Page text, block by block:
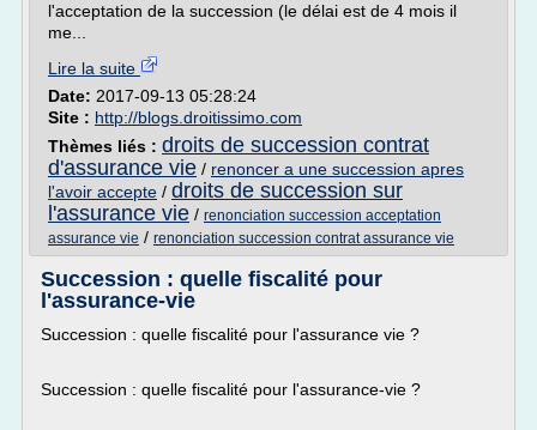
l'acceptation de la succession (le délai est de 4 mois il
me...
Lire la suite
Date: 2017-09-13 05:28:24
Site : http://blogs.droitissimo.com
Thèmes liés : droits de succession contrat
d'assurance vie / renoncer a une succession apres
l'avoir accepte / droits de succession sur
l'assurance vie / renonciation succession acceptation
assurance vie / renonciation succession contrat assurance vie
Succession : quelle fiscalité pour
l'assurance-vie
Succession : quelle fiscalité pour l'assurance vie ?
Succession : quelle fiscalité pour l'assurance-vie ?